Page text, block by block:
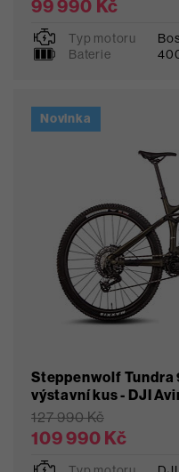
99 990 Kč
Typ motoru
Baterie
L
Novinka
Steppenwolf Tundra
výstavní kus - DJI
127 990 Kč
109 990 Kč